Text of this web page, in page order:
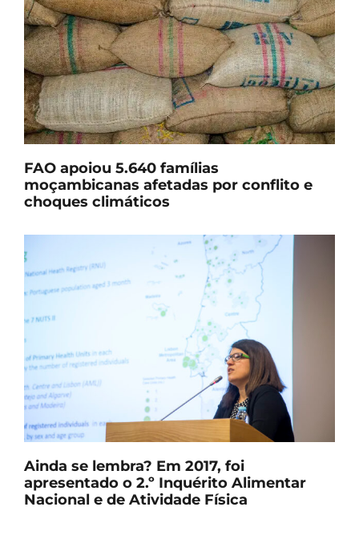
FAO apoiou 5.640 famílias
moçambicanas afetadas por conflito e
choques climáticos
Ainda se lembra? Em 2017, foi
apresentado o 2.º Inquérito Alimentar
Nacional e de Atividade Física